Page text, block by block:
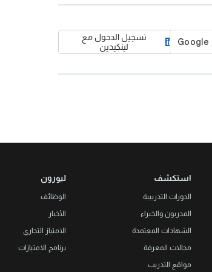
تسجيل الدخول مع
لينكيدين
استكشف
الدورات التدريبية
المدربون والخبراء
الشهادات المعتمدة
مجالات المعرفة
مواقع التدريب
ليورون
الوظائف
الأخبار
الامتياز التجاري
برنامج الامتيازات